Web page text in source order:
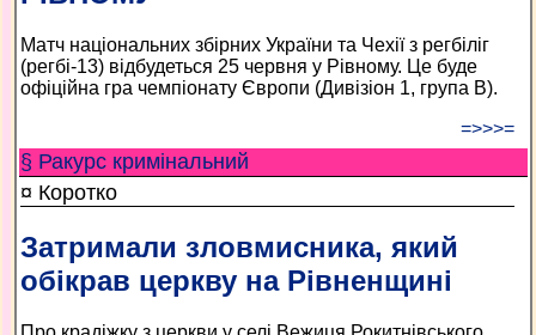
Матч національних збірних України та Чехії з регбіліг
(регбі-13) відбудеться 25 червня у Рівному. Це буде
офіційна гра чемпіонату Європи (Дивізіон 1, група В).
=>>>=
§ Ракурс кримінальний
¤ Коротко
Затримали зловмисника, який
обікрав церкву на Рівненщині